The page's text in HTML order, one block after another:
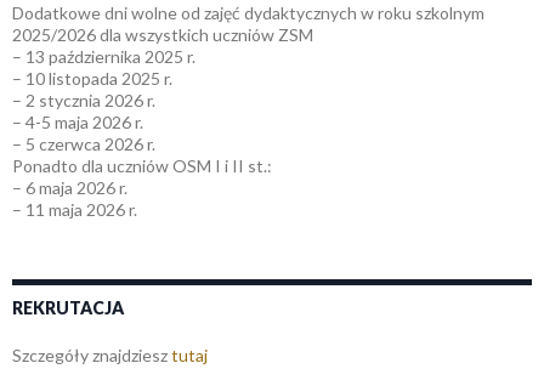
Dodatkowe dni wolne od zajęć dydaktycznych w roku szkolnym
2025/2026 dla wszystkich uczniów ZSM
– 13 października 2025 r.
– 10 listopada 2025 r.
– 2 stycznia 2026 r.
– 4-5 maja 2026 r.
– 5 czerwca 2026 r.
Ponadto dla uczniów OSM I i II st.:
– 6 maja 2026 r.
– 11 maja 2026 r.
REKRUTACJA
Szczegóły znajdziesztutaj